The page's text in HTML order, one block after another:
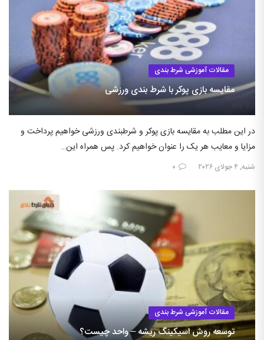
مقالات آموزشی شرط بندی
مقایسه بازی پوکر با شرط بندی ورزشی
در این مطلب به مقایسه بازی پوکر و شرطبندی ورزشی خواهیم پرداخت و
مزایا و معایب هر یک را عنوان خواهیم کرد. پس همراه این…
شنبه, ۴ جولای ۲۰۲۶ ۰
مقالات آموزشی شرط بندی
توسعه روش اسیکینگ ریشه – واحد چیست؟